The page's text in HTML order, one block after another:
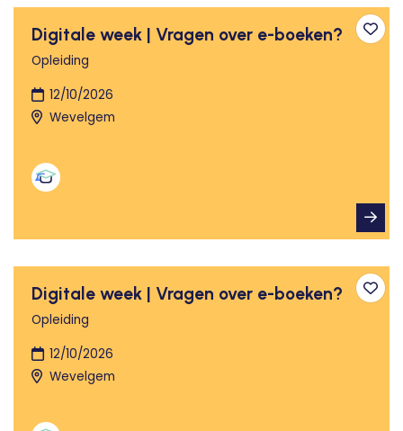
Digitale week | Vragen over e-boeken?
Opleiding
12/10/2026
Wevelgem
Digitale week | Vragen over e-boeken?
Opleiding
12/10/2026
Wevelgem